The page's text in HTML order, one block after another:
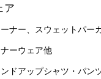
ア
ーナー、スウェットパー
ーウェア他
ドアップシャツ・パン